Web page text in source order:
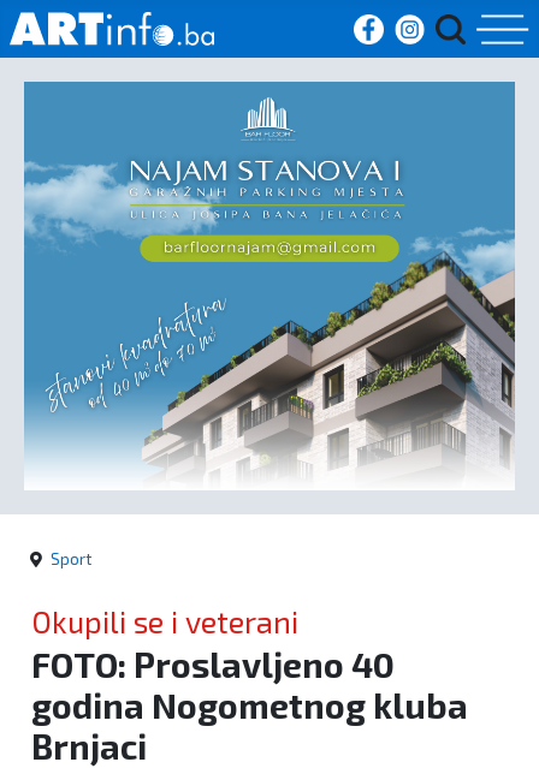
Vijesti
Sport
Crna
kronika
Politika
Sport
Okupili se i veterani
FOTO: Proslavljeno 40
godina Nogometnog kluba
Brnjaci